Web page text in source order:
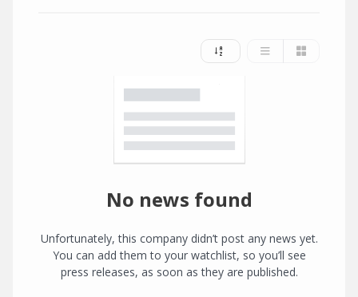
No news found
Unfortunately, this company didn’t post any news yet.
You can add them to your watchlist, so you’ll see
press releases, as soon as they are published.